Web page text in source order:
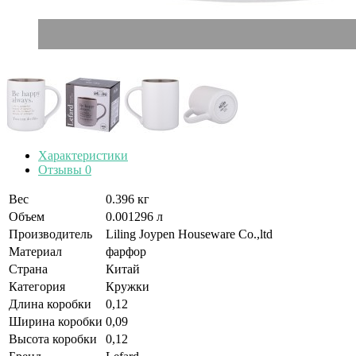
Характеристики
Отзывы 0
Вес
0.396 кг
Объем
0.001296 л
Производитель
Liling Joypen Houseware Co.,ltd
Материал
фарфор
Страна
Китай
Категория
Кружки
Длина коробки
0,12
Ширина коробки 0,09
Высота коробки
0,12